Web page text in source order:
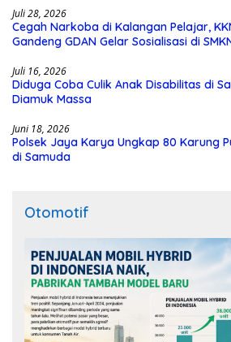
Juli 28, 2026
Cegah Narkoba di Kalangan Pelajar,
Gandeng GDAN Gelar Sosialisasi di
Juli 16, 2026
Diduga Coba Culik Anak Disabilitas di
Diamuk Massa
Juni 18, 2026
Polsek Jaya Karya Ungkap 80 Karung
di Samuda
Otomotif